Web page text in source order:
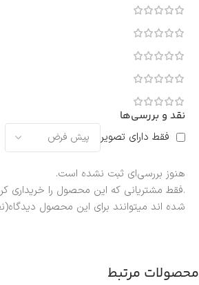
نقد و بررسی‌ها
فقط دارای تصویر
هنوز بررسی‌ای ثبت نشده است.
.فقط مشتریانی که این محصول را خریداری
شده اند میتوانند برای این محصول
محصولات مرتبط